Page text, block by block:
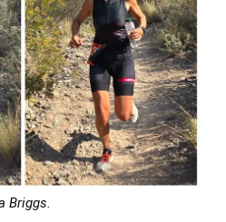
Briggs.